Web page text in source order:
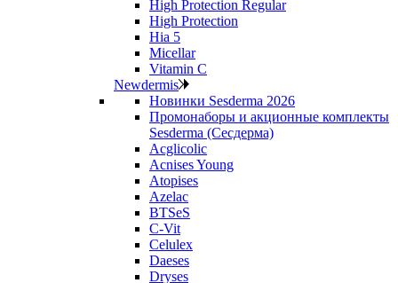
High Protection Regular
High Protection
Hia 5
Micellar
Vitamin C
Newdermis
Новинки Sesderma 2026
Промонаборы и акционные комплекты
Sesderma (Сесдерма)
Acglicolic
Acnises Young
Atopises
Azelac
BTSeS
C‑Vit
Celulex
Daeses
Dryses